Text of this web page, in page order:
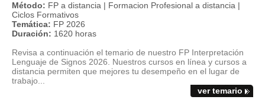
Método: FP a distancia | Formacion Profesional a distancia |
Ciclos Formativos
Temática: FP 2026
Duración: 1620 horas
Revisa a continuación el temario de nuestro FP Interpretación
Lenguaje de Signos 2026. Nuestros cursos en línea y cursos a
distancia permiten que mejores tu desempeño en el lugar de
trabajo...
ver temario